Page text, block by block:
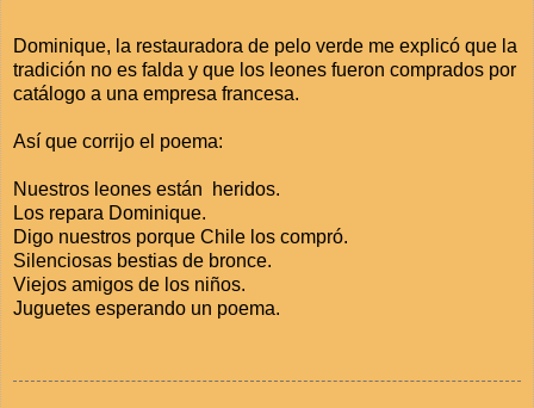
Dominique, la restauradora de pelo verde me explicó que la
tradición no es falda y que los leones fueron comprados por
catálogo a una empresa francesa.
Así que corrijo el poema:
Nuestros leones están heridos.
Los repara Dominique.
Digo nuestros porque Chile los compró.
Silenciosas bestias de bronce.
Viejos amigos de los niños.
Juguetes esperando un poema.